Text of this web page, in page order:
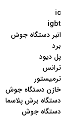
ic
igbt
انبر دستگاه جوش
برد
پل دیود
ترانس
ترمیستور
خازن دستگاه جوش
دستگاه برش پلاسما
دستگاه جوش